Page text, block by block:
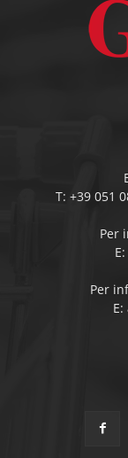
T: +39 051
Per
E:
Per
E: